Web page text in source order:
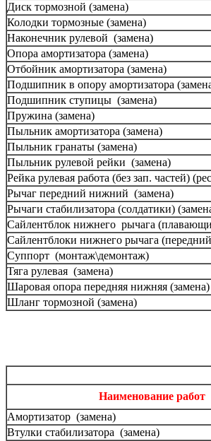
Диск тормозной (замена)
Колодки тормозные (замена)
Наконечник рулевой (замена)
Опора амортизатора (замена)
Отбойник амортизатора (замена)
Подшипник в опору амортизатора
Подшипник ступицы (замена)
Пружина (замена)
Пыльник амортизатора (замена)
Пыльник гранаты (замена)
Пыльник рулевой рейки (замена)
Рейка рулевая работа (без зап. частей)
Рычаг передний нижний (замена)
Рычаги стабилизатора (солдатики)
Сайлентблок нижнего рычага
Сайлентблоки нижнего рычага
Суппорт (монтаж\демонтаж)
Тяга рулевая (замена)
Шаровая опора передняя нижняя (замена)
Шланг тормозной (замена)
Наименование работ
Амортизатор (замена)
Втулки стабилизатора (замена)